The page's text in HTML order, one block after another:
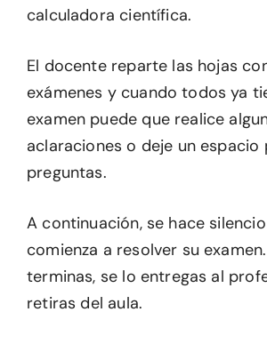
calculadora científica.
El docente reparte las hojas
exámenes y cuando todos ya
examen puede que realice
aclaraciones o deje un espacio
preguntas.
A continuación, se hace
comienza a resolver su
terminas, se lo entregas al
retiras del aula.